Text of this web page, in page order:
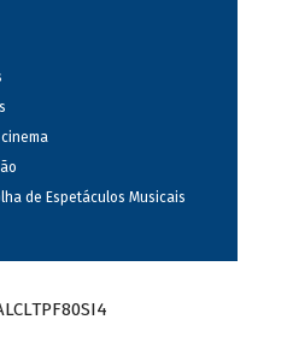
de Espetáculos Musicais